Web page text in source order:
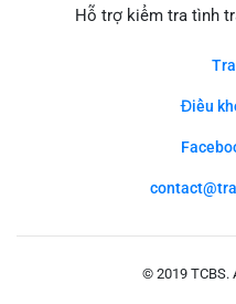
Hỗ trợ kiểm tra tình
Điều
© 2019 TCBS.